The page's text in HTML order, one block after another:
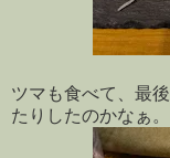
ツマも食べて、最
たりしたのかなぁ。